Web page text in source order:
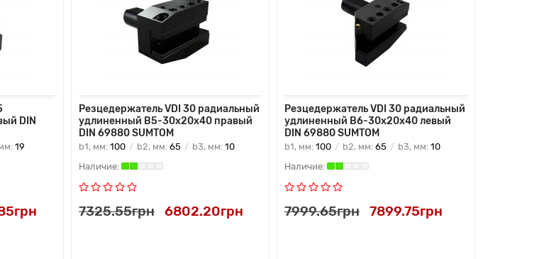
DIN
19
Резцедержатель VDI 30 радиальный
удлиненный B5-30х20х40 правый
DIN 69880 SUMTOM
b1, мм: 100 b2, мм: 65 b3, мм: 10
7325.55грн 6802.20грн
Резцедержатель VDI 30 радиальный
удлиненный B6-30х20х40 левый
DIN 69880 SUMTOM
b1, мм: 100 b2, мм: 65 b3, мм: 10
7999.65грн 7899.75грн